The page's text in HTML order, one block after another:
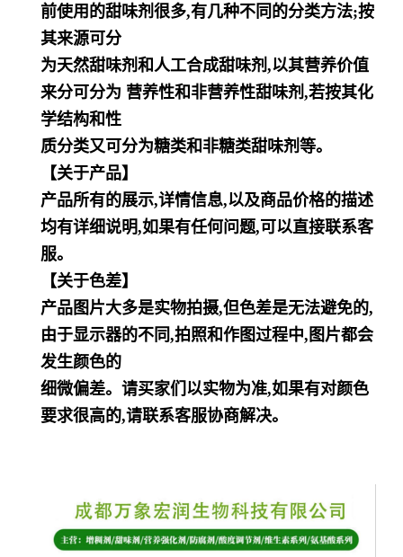
前使用的甜味剂很多,有几种不同的分类方法;按
其来源可分
为天然甜味剂和人工合成甜味剂,以其营养价值
来分可分为 营养性和非营养性甜味剂,若按其化
学结构和性
质分类又可分为糖类和非糖类甜味剂等。
【关于产品】
产品所有的展示,详情信息,以及商品价格的描述
均有详细说明,如果有任何问题,可以直接联系客
服。
【关于色差】
产品图片大多是实物拍摄,但色差是无法避免的,
由于显示器的不同,拍照和作图过程中,图片都会
发生颜色的
细微偏差。请买家们以实物为准,如果有对颜色
要求很高的,请联系客服协商解决。